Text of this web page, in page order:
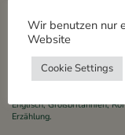
Julian
»
Geschrieben vonMichael
Englisch,Großbritannien,
Erzählung.
Wir benutzen nur
Website
Cookie Settings